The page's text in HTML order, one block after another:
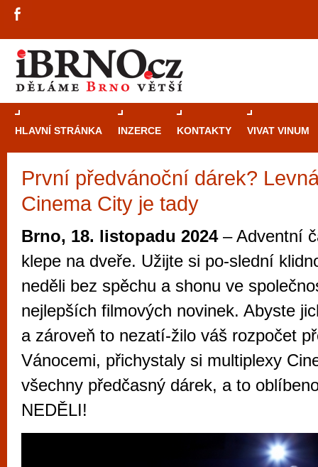
HLAVNÍ STRÁNKA INZERCE KONTAKTY VIVAT VINUM
První předvánoční dárek?
Cinema City je tady
Brno, 18. listopadu 2024– Adventní
klepe na dveře. Užijte si po-slední
neděli bez spěchu a shonu ve
nejlepších filmových novinek. Abyste
a zároveň to nezatí-žilo váš rozpočet
Vánocemi, přichystaly si multiplexy
všechny předčasný dárek, a to
NEDĚLI!
Průvodce
Brno je
zajímavé
restaurace,
Mimo jiné je ale také místem, kde si
vyzkoušet různé kasinové hry. V
metropoli naleznete širokou nabídku her
po moderní automaty jak pro pravidelné
příležitostné hráče. V...